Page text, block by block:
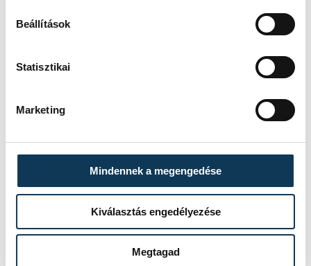
Beállítások
Statisztikai
Marketing
Mindennek a megengedése
Kiválasztás engedélyezése
Megtagad